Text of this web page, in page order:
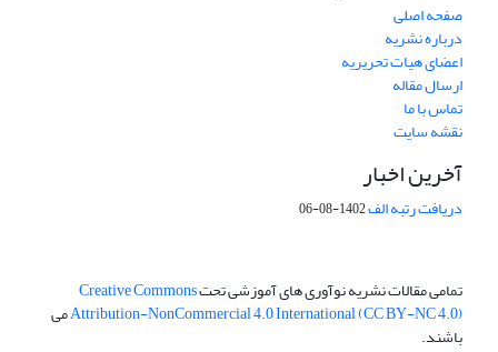
صفحه اصلی
درباره نشریه
اعضای هیات تحریریه
ارسال مقاله
تماس با ما
نقشه سایت
آخرین اخبار
دریافت رتبه الف1402-08-06
تمامی مقالات نشریه نوآوری های آموزشی تحتCreative Commons
Attribution-NonCommercial 4.0 International (CC BY-NC 4.0)می
باشند.